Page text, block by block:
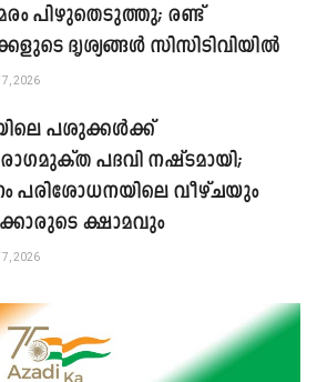
പിഴുതെടുത്തു; രണ്ട്
ദൃശ്യങ്ങൾ സിസിടിവിയിൽ
7, 2026
പശുക്കൾക്ക്
പദവി നഷ്ടമായി;
പരിശോധനയിലെ വീഴ്ചയും
ക്ഷാമവും
7, 2026